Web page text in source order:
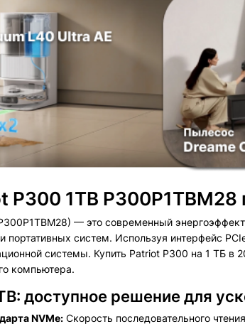
P300 1TB
— это современный
систем. Используя интерфейс
системы. Купить Patriot P300 на 1 ТБ
компьютера.
доступное решение для
NVMe: Скорость последовательного